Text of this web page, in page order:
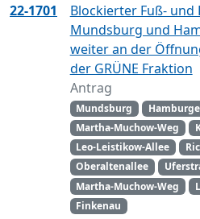
22-1701
Blockierter Fuß- und
Mundsburg und
weiter an der
der GRÜNE Fraktion
Antrag
Mundsburg
Martha-Muchow-Weg
Leo-Leistikow-Allee
Oberaltenallee
Martha-Muchow-Weg
Finkenau